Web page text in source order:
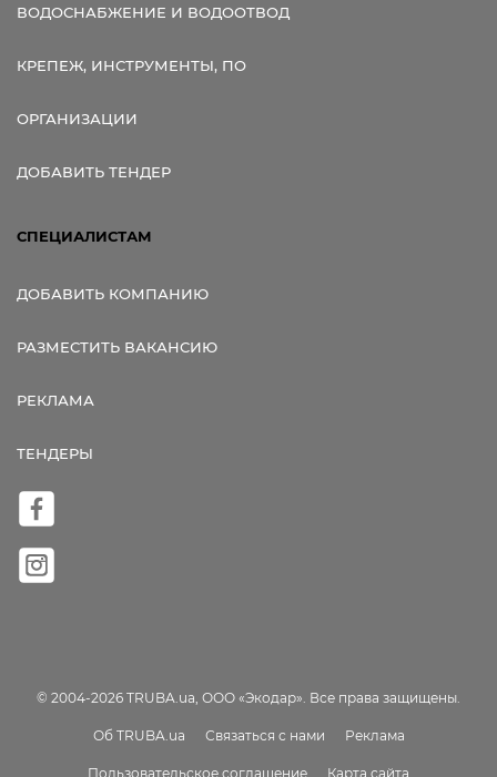
ВОДОСНАБЖЕНИЕ И ВОДООТВОД
КРЕПЕЖ, ИНСТРУМЕНТЫ, ПО
ОРГАНИЗАЦИИ
ДОБАВИТЬ ТЕНДЕР
СПЕЦИАЛИСТАМ
ДОБАВИТЬ КОМПАНИЮ
РАЗМЕСТИТЬ ВАКАНСИЮ
РЕКЛАМА
ТЕНДЕРЫ
© 2004-2026 TRUBA.ua, ООО «Экодар». Все права защищены.
Об TRUBA.ua Связаться с нами Реклама
Пользовательское соглашение Карта сайта